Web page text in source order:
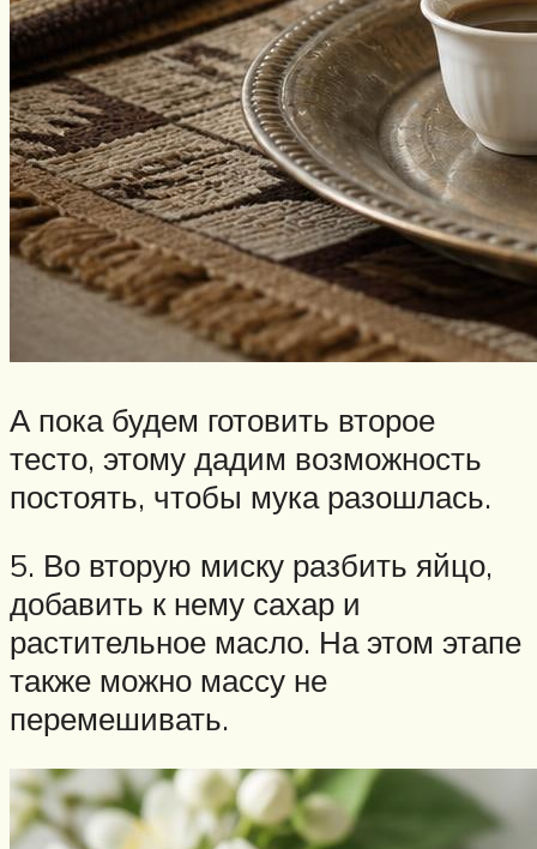
А пока будем готовить второе
тесто, этому дадим возможность
постоять, чтобы мука разошлась.
5. Во вторую миску разбить яйцо,
добавить к нему сахар и
растительное масло. На этом этапе
также можно массу не
перемешивать.